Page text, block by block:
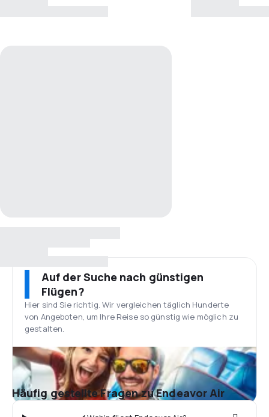
Auf der Suche nach günstigen
Flügen?
Hier sind Sie richtig. Wir vergleichen täglich Hunderte
von Angeboten, um Ihre Reise so günstig wie möglich zu
gestalten.
Häufig gestellte Fragen zu Endeavor Air